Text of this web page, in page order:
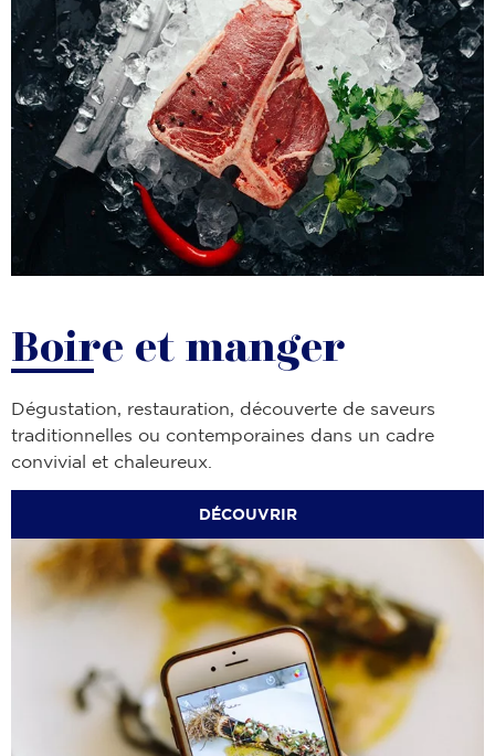
Boire et manger
Dégustation, restauration, découverte de saveurs
traditionnelles ou contemporaines dans un cadre
convivial et chaleureux.
DÉCOUVRIR